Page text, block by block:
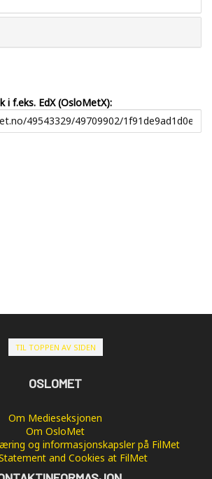
i f.eks. EdX (OsloMetX):
TIL TOPPEN AV SIDEN
OSLOMET
Om Medieseksjonen
Om OsloMet
og informasjonskapsler på FilMet
and Cookies at FilMet